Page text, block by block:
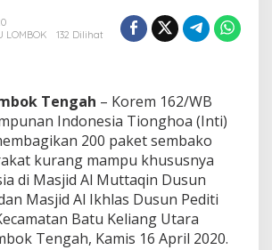
2
d
n
I
N
T
N
T
B
LOMBOK 132 Dilihat
Tengah – Korem 162/WB
Indonesia Tionghoa (Inti)
200 paket sembako
kurang mampu khususnya
di Masjid Al Muttaqin Dusun
Masjid Al Ikhlas Dusun Pediti
Batu Keliang Utara
Tengah, Kamis 16 April 2020.